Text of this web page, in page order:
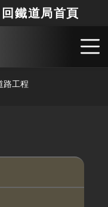
回鐵道局首頁
路工程